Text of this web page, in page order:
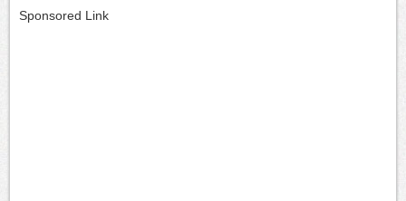
Sponsored Link